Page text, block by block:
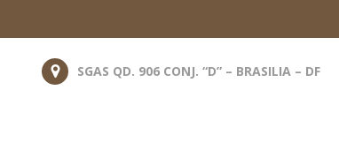
SGAS QD. 906 CONJ. “D” – BRASILIA – DF